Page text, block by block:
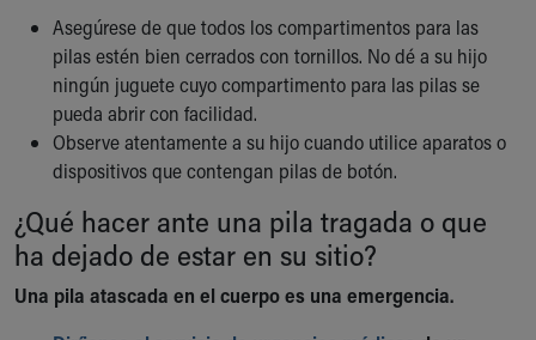
Quality and Patient Safety
Unity and Engagement
Women's Board
Our History
More childhood, please.™
Cincinnati Children's
MyChart Telehealth Visits
Directions
Doggie Brigade
Asegúrese de que todos los compartimentos para las
pilas estén bien cerrados con tornillos. No dé a su hijo
ningún juguete cuyo compartimento para las pilas se
pueda abrir con facilidad.
Observe atentamente a su hijo cuando utilice aparatos o
dispositivos que contengan pilas de botón.
¿Qué hacer ante una pila tragada o que
ha dejado de estar en su sitio?
Una pila atascada en el cuerpo es una emergencia.